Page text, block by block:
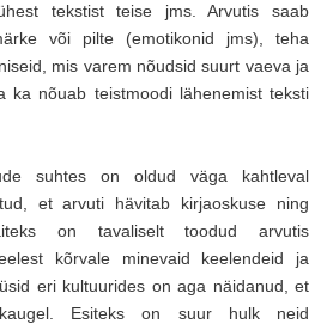
tekstist teise jms. Arvutis saab
või pilte (emotikonid jms), teha
mis varem nõudsid suurt vaeva ja
ka nõuab teistmoodi lähenemist teksti
suhtes on oldud väga kahtleval
et arvuti hävitab kirjaoskuse ning
on tavaliselt toodud arvutis
kõrvale minevaid keelendeid ja
eri kultuurides on aga näidanud, et
Esiteks on suur hulk neid